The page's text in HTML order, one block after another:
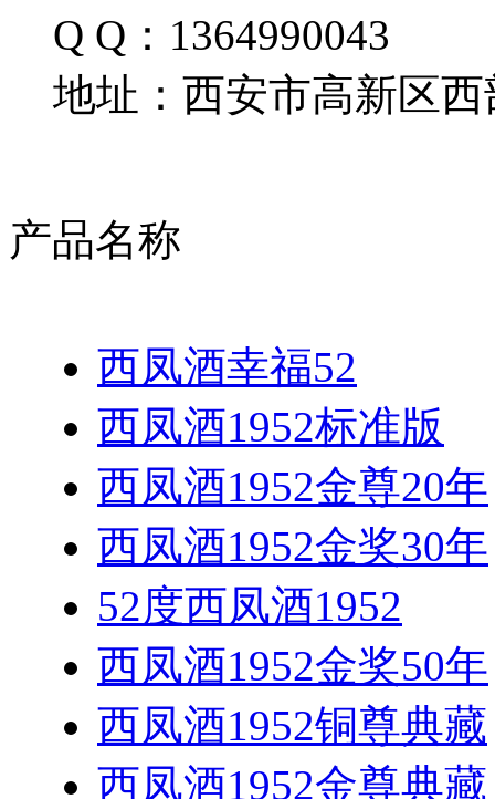
Q Q：1364990043
地址：西安市高新区西
产品名称
西凤酒幸福52
西凤酒1952标准版
西凤酒1952金尊20年
西凤酒1952金奖30年
52度西凤酒1952
西凤酒1952金奖50年
西凤酒1952铜尊典藏
西凤酒1952金尊典藏